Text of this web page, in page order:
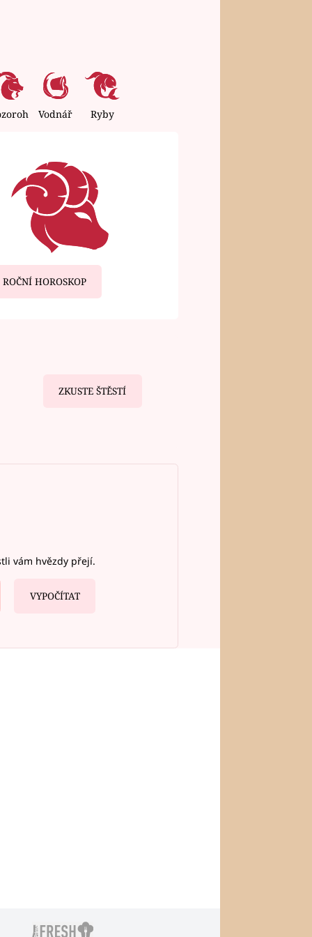
Vodnář Ryby
ROČNÍ HOROSKOP
ZKUSTE ŠTĚSTÍ
vám hvězdy přejí.
VYPOČÍTAT